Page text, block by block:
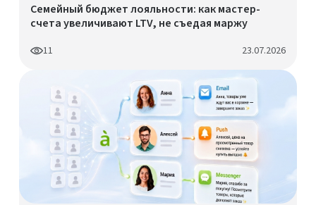
Семейный бюджет лояльности: как мастер-
счета увеличивают LTV, не съедая маржу
11 23.07.2026